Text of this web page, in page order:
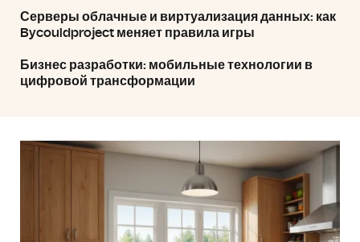
Серверы облачные и виртуализация данных: как
Bycouldproject меняет правила игры
Бизнес разработки: мобильные технологии в
цифровой трансформации